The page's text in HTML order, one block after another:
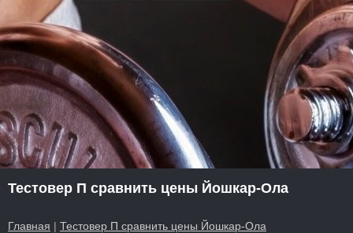
Тестовер П сравнить цены Йошкар-Ола
Главная | Тестовер П сравнить цены Йошкар-Ола